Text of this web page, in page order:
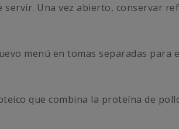
servir. Una vez abierto, conservar
menú en tomas separadas para
que combina la proteína de